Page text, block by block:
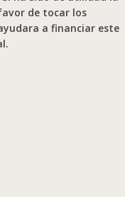
de tocar los
a financiar este